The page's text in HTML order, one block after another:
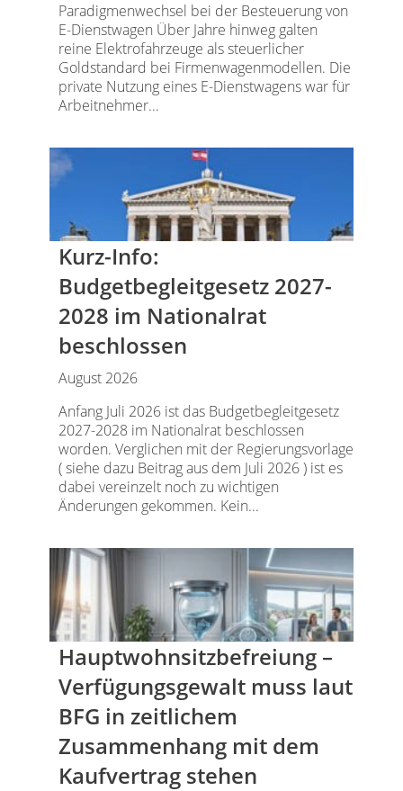
Paradigmenwechsel bei der Besteuerung von
E-Dienstwagen Über Jahre hinweg galten
reine Elektrofahrzeuge als steuerlicher
Goldstandard bei Firmenwagenmodellen. Die
private Nutzung eines E-Dienstwagens war für
Arbeitnehmer...
Kurz-Info:
Budgetbegleitgesetz 2027-
2028 im Nationalrat
beschlossen
August 2026
Anfang Juli 2026 ist das Budgetbegleitgesetz
2027-2028 im Nationalrat beschlossen
worden. Verglichen mit der Regierungsvorlage
( siehe dazu Beitrag aus dem Juli 2026 ) ist es
dabei vereinzelt noch zu wichtigen
Änderungen gekommen. Kein...
Hauptwohnsitz​­befreiung –
Verfügungsgewalt muss laut
BFG in zeitlichem
Zusammenhang mit dem
Kaufvertrag stehen